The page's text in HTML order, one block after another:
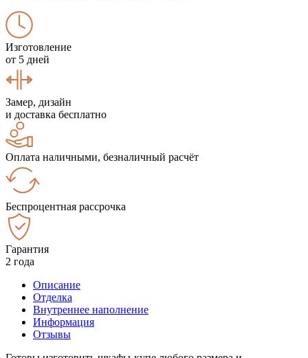
Изготовление
от 5 дней
Замер, дизайн
и доставка бесплатно
Оплата наличными, безналичный расчёт
Беспроцентная рассрочка
Гарантия
2 года
Описание
Отделка
Внутреннее наполнение
Информация
Отзывы